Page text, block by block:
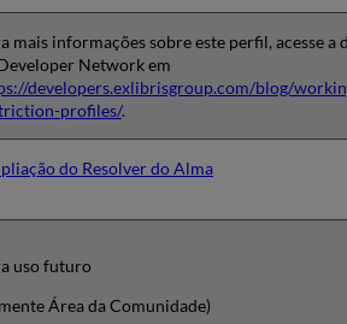
mais informações sobre este perfil, acesse a
Network em
developers.exlibrisgroup.com/blog/
profiles/.
do Resolver do Alma
uso futuro
Área da Comunidade)